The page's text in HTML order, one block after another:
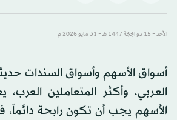
الأحد - 15 ذو الحِجّة 1447 هـ - 31 مايو 2026 م
أسواق الأسهم وأسواق السندات
العربي، وأكثر المتعاملين
الأسهم يجب أن تكون رابحة دائماً،